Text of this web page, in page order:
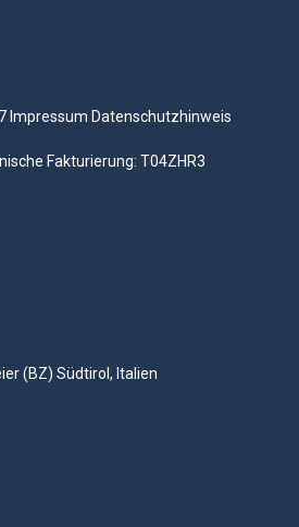
Impressum Datenschutzhinweis
Fakturierung: T04ZHR3
(BZ) Südtirol, Italien